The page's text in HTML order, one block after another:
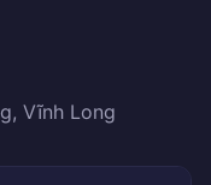
Vĩnh Long